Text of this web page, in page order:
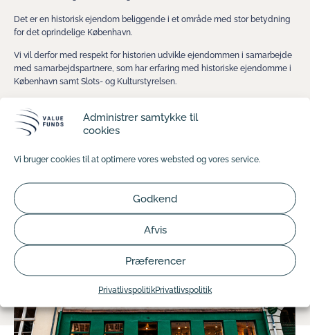
Administrer samtykke til
cookies
Vi bruger cookies til at optimere vores websted og vores service.
Godkend
Afvis
Præferencer
PrivatlivspolitikPrivatlivspolitik
Det er en historisk ejendom beliggende i et område med stor betydning
for det oprindelige København.
Vi vil derfor med respekt for historien udvikle ejendommen i samarbejde
med samarbejdspartnere, som har erfaring med historiske ejendomme i
København samt Slots- og Kulturstyrelsen.
Du kan løbende følge udviklingen af ejendommen her på hjemmesiden
Value Funds ApS er Registreret forvalter af alternative investeringsfonde